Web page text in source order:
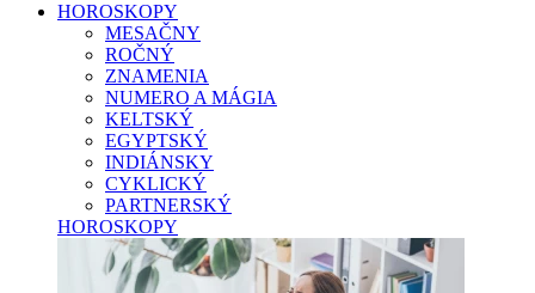
HOROSKOPY
MESAČNY
ROČNÝ
ZNAMENIA
NUMERO A MÁGIA
KELTSKÝ
EGYPTSKÝ
INDIÁNSKY
CYKLICKÝ
PARTNERSKÝ
HOROSKOPY